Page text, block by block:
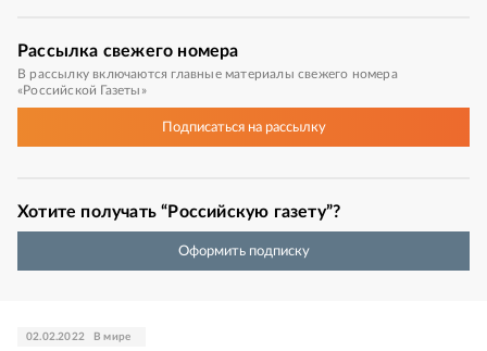
Рассылка свежего номера
В рассылку включаются главные материалы свежего номера
«Российской Газеты»
Подписатьсяна рассылку
Хотите получать “Российскую газету”?
Оформить подписку
02.02.2022 В мире